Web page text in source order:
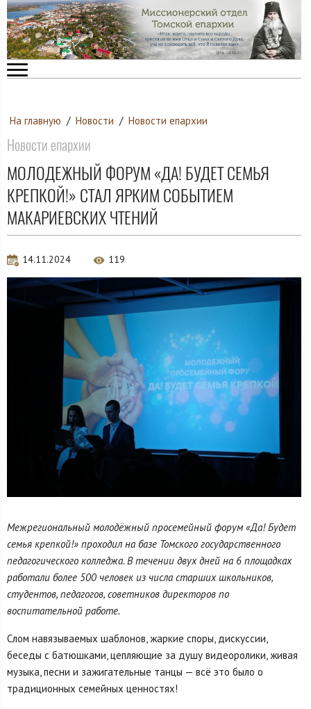
На главную / Новости / Новости епархии
Новости епархии
МОЛОДЕЖНЫЙ ФОРУМ «ДА! БУДЕТ СЕМЬЯ
КРЕПКОЙ!» СТАЛ ЯРКИМ СОБЫТИЕМ
МАКАРИЕВСКИХ ЧТЕНИЙ
14.11.2024 119
Межрегиональный молодёжный просемейный форум «Да! Будет
семья крепкой!» проходил на базе Томского государственного
педагогического колледжа. В течении двух дней на 6 площадках
работали более 500 человек из числа старших школьников,
студентов, педагогов, советников директоров по
воспитательной работе.
Слом навязываемых шаблонов, жаркие споры, дискуссии,
беседы с батюшками, цепляющие за душу видеоролики, живая
музыка, песни и зажигательные танцы — всё это было о
традиционных семейных ценностях!